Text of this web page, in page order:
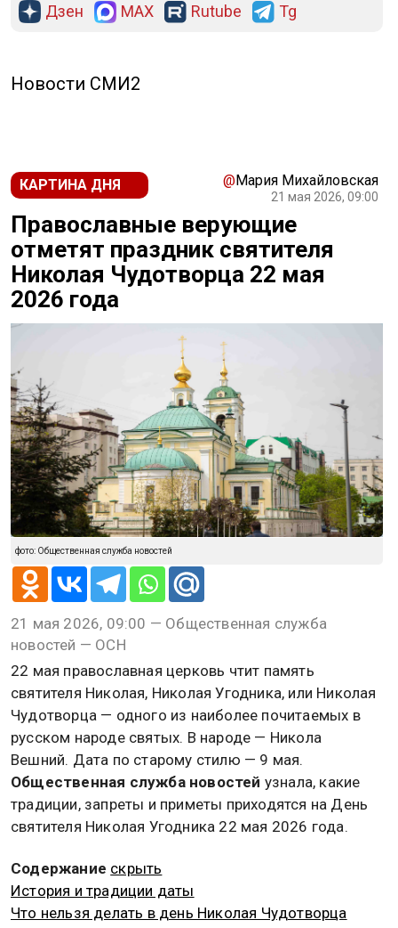
Дзен MAX Rutube Tg
Новости СМИ2
КАРТИНА ДНЯ @Мария Михайловская
21 мая 2026, 09:00
Православные верующие
отметят праздник святителя
Николая Чудотворца 22 мая
2026 года
фото: Общественная служба новостей
21 мая 2026, 09:00 — Общественная служба
новостей — ОСН
22 мая православная церковь чтит память
святителя Николая, Николая Угодника, или Николая
Чудотворца — одного из наиболее почитаемых в
русском народе святых. В народе — Никола
Вешний. Дата по старому стилю — 9 мая.
Общественная служба новостей узнала, какие
традиции, запреты и приметы приходятся на День
святителя Николая Угодника 22 мая 2026 года.
Содержание скрыть
История и традиции даты
Что нельзя делать в день Николая Чудотворца